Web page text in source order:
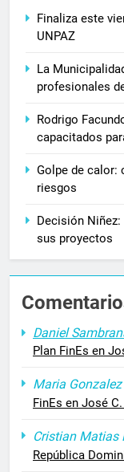
Finaliza este
UNPAZ
La
profesionales
Rodrigo
capacitados
Golpe de calor:
riesgos
Decisión
sus proyectos
Daniel
Plan FinEs en
Maria Gonzalez
FinEs en José
Cristian Matias
República